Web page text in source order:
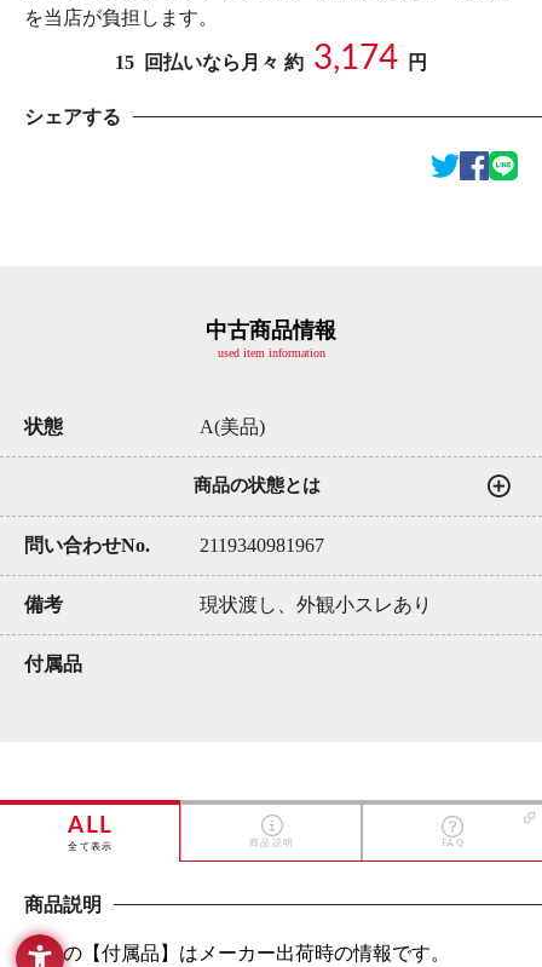
を当店が負担します。
15 回払いなら月々 約 3,174 円
シェアする
中古商品情報
used item information
状態 A(美品)
商品の状態とは
問い合わせNo. 2119340981967
備考 現状渡し、外観小スレあり
付属品
ALL
全て表示 商品説明 FAQ
商品説明
上記の【付属品】はメーカー出荷時の情報です。